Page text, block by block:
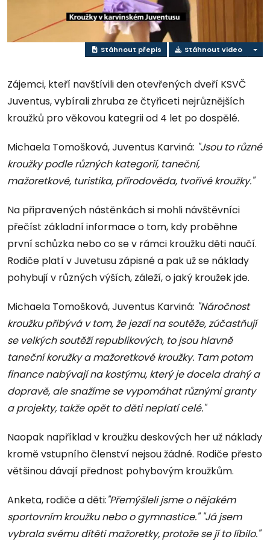
video
Stáhnout přepis Stáhnout video
Zájemci, kteří navštívili den otevřených dveří KSVČ
Juventus, vybírali zhruba ze čtyřiceti nejrůznějších
kroužků pro věkovou kategrii od 4 let po dospělé.
Michaela Tomošková, Juventus Karviná: "Jsou to různé
kroužky podle různých kategorií, taneční,
mažoretkové, turistika, přírodověda, tvořivé kroužky."
Na připravených nástěnkách si mohli návštěvníci
přečíst základní informace o tom, kdy proběhne
první schůzka nebo co se v rámci kroužku děti naučí.
Rodiče platí v Juvetusu zápisné a pak už se náklady
pohybují v různých výších, záleží, o jaký kroužek jde.
Michaela Tomošková, Juventus Karviná: "Náročnost
kroužku přibývá v tom, že jezdí na soutěže, zúčastňují
se velkých soutěží republikových, to jsou hlavně
taneční koružky a mažoretkové kroužky. Tam potom
finance nabývají na kostýmu, který je docela drahý a
dopravě, ale snažíme se vypomáhat různými granty
a projekty, takže opět to děti neplatí celé."
Naopak například v kroužku deskových her už náklady
kromě vstupního členství nejsou žádné. Rodiče přesto
většinou dávají přednost pohybovým kroužkům.
Anketa, rodiče a děti:"Přemýšleli jsme o nějakém
sportovním kroužku nebo o gymnastice." "Já jsem
vybrala svému dítěti mažoretky, protože se jí to líbilo."